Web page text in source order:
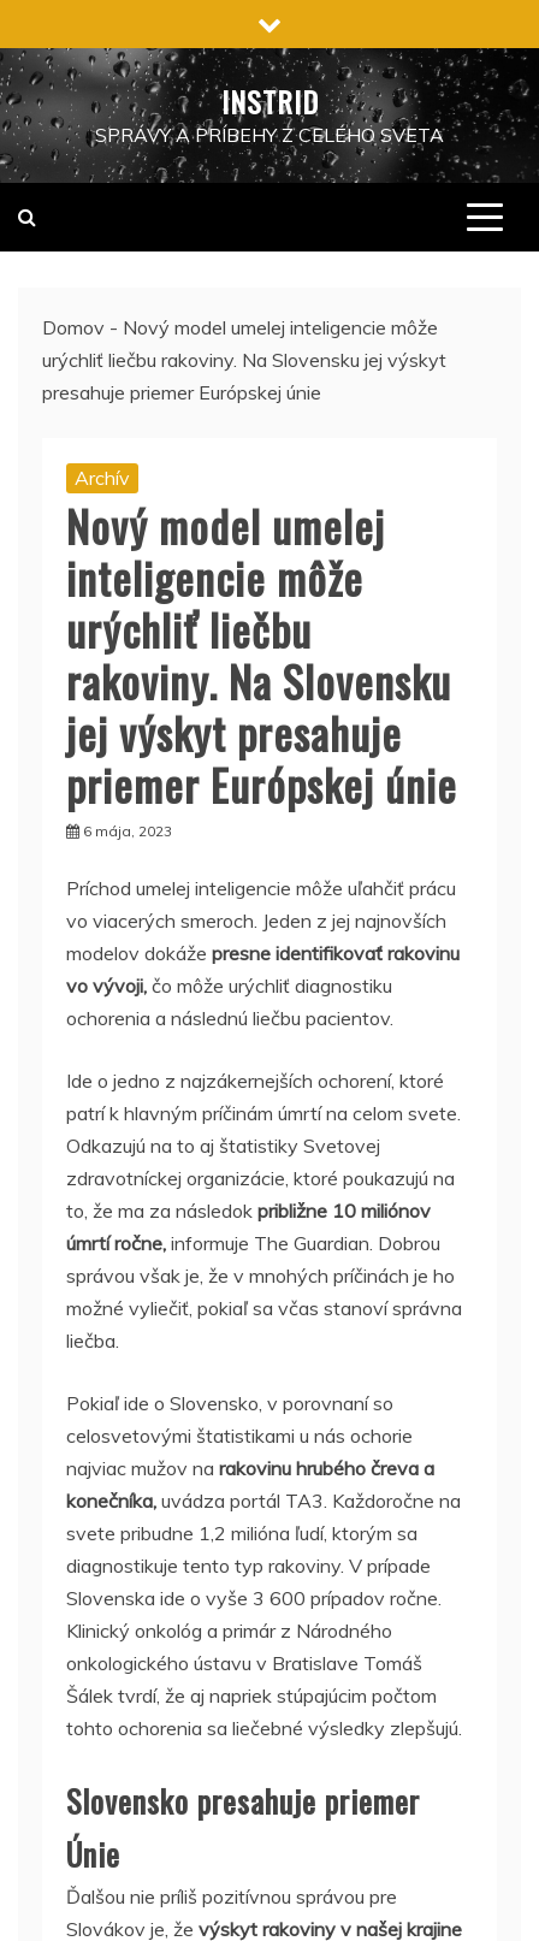
na
obsah
INSTRID
SPRÁVY A PRÍBEHY Z CELÉHO SVETA
Domov - Nový model umelej inteligencie môže
urýchliť liečbu rakoviny. Na Slovensku jej výskyt
presahuje priemer Európskej únie
Archív
Nový model umelej
inteligencie môže
urýchliť liečbu
rakoviny. Na Slovensku
jej výskyt presahuje
priemer Európskej únie
6 mája, 2023
Príchod umelej inteligencie môže uľahčiť prácu
vo viacerých smeroch. Jeden z jej najnovších
modelov dokáže presne identifikovať rakovinu
vo vývoji, čo môže urýchliť diagnostiku
ochorenia a následnú liečbu pacientov.
Ide o jedno z najzákernejších ochorení, ktoré
patrí k hlavným príčinám úmrtí na celom svete.
Odkazujú na to aj štatistiky Svetovej
zdravotníckej organizácie, ktoré poukazujú na
to, že ma za následok približne 10 miliónov
úmrtí ročne, informuje The Guardian. Dobrou
správou však je, že v mnohých príčinách je ho
možné vyliečiť, pokiaľ sa včas stanoví správna
liečba.
Pokiaľ ide o Slovensko, v porovnaní so
celosvetovými štatistikami u nás ochorie
najviac mužov na rakovinu hrubého čreva a
konečníka, uvádza portál TA3. Každoročne na
svete pribudne 1,2 milióna ľudí, ktorým sa
diagnostikuje tento typ rakoviny. V prípade
Slovenska ide o vyše 3 600 prípadov ročne.
Klinický onkológ a primár z Národného
onkologického ústavu v Bratislave Tomáš
Šálek tvrdí, že aj napriek stúpajúcim počtom
tohto ochorenia sa liečebné výsledky zlepšujú.
Slovensko presahuje priemer
Únie
Ďalšou nie príliš pozitívnou správou pre
Slovákov je, že výskyt rakoviny v našej krajine